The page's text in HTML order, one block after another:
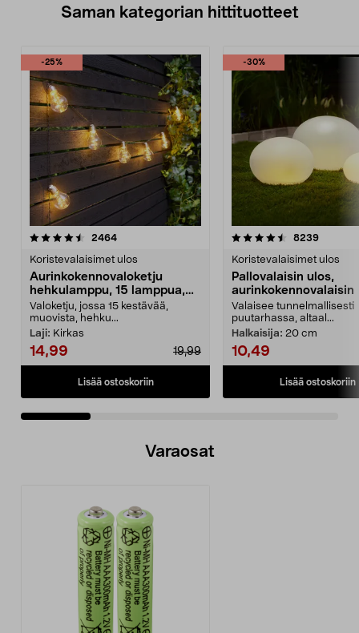
Saman kategorian hittituotteet
-25%
2464arvostelut
Koristevalaisimet ulos
Aurinkokennovaloketju
hehkulamppu, 15 lamppua,
7,2 m
Valoketju, jossa 15 kestävää,
muovista, hehku...
Laji: Kirkas
14,99 19,99
Lisää ostoskoriin
-30%
4.5 viidestä
8239
Koristevalaisimet ulos
Pallovalaisin ulos,
aurinkokennovalaisin
Valaisee tunnelmallisesti
puutarhassa, altaal...
Halkaisija: 20 cm
10,49
Lisää ostoskoriin
4.5 viidestä
Varaosat